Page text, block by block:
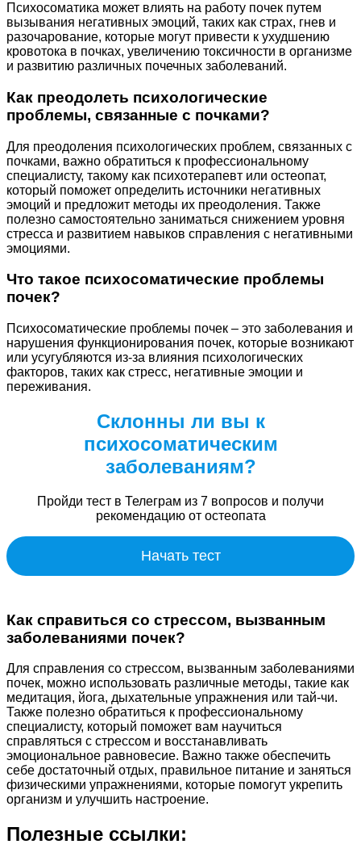
Психосоматика может влиять на работу почек путем
вызывания негативных эмоций, таких как страх, гнев и
разочарование, которые могут привести к ухудшению
кровотока в почках, увеличению токсичности в организме
и развитию различных почечных заболеваний.
Как преодолеть психологические
проблемы, связанные с почками?
Для преодоления психологических проблем, связанных с
почками, важно обратиться к профессиональному
специалисту, такому как психотерапевт или остеопат,
который поможет определить источники негативных
эмоций и предложит методы их преодоления. Также
полезно самостоятельно заниматься снижением уровня
стресса и развитием навыков справления с негативными
эмоциями.
Что такое психосоматические проблемы
почек?
Психосоматические проблемы почек – это заболевания и
нарушения функционирования почек, которые возникают
или усугубляются из-за влияния психологических
факторов, таких как стресс, негативные эмоции и
переживания.
Склонны ли вы к
психосоматическим
заболеваниям?
Пройди тест в Телеграм из 7 вопросов и получи
рекомендацию от остеопата
Начать тест
Как справиться со стрессом, вызванным
заболеваниями почек?
Для справления со стрессом, вызванным заболеваниями
почек, можно использовать различные методы, такие как
медитация, йога, дыхательные упражнения или тай-чи.
Также полезно обратиться к профессиональному
специалисту, который поможет вам научиться
справляться с стрессом и восстанавливать
эмоциональное равновесие. Важно также обеспечить
себе достаточный отдых, правильное питание и заняться
физическими упражнениями, которые помогут укрепить
организм и улучшить настроение.
Полезные ссылки: